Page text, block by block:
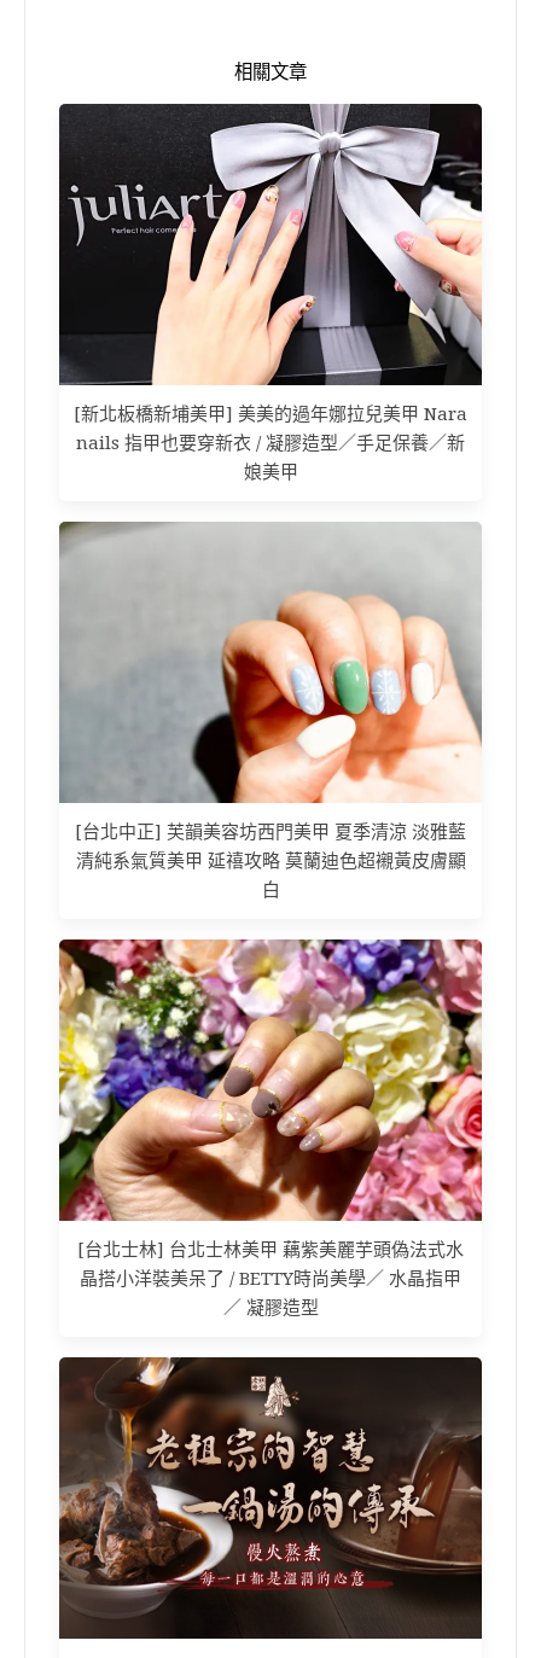
相關文章
[新北板橋新埔美甲] 美美的過年娜拉兒美甲 Nara
nails 指甲也要穿新衣 / 凝膠造型／手足保養／新
娘美甲
[台北中正] 芙韻美容坊西門美甲 夏季清涼 淡雅藍
清純系氣質美甲 延禧攻略 莫蘭迪色超襯黃皮膚顯
白
[台北士林] 台北士林美甲 藕紫美麗芋頭偽法式水
晶搭小洋裝美呆了 / BETTY時尚美學／ 水晶指甲
／ 凝膠造型